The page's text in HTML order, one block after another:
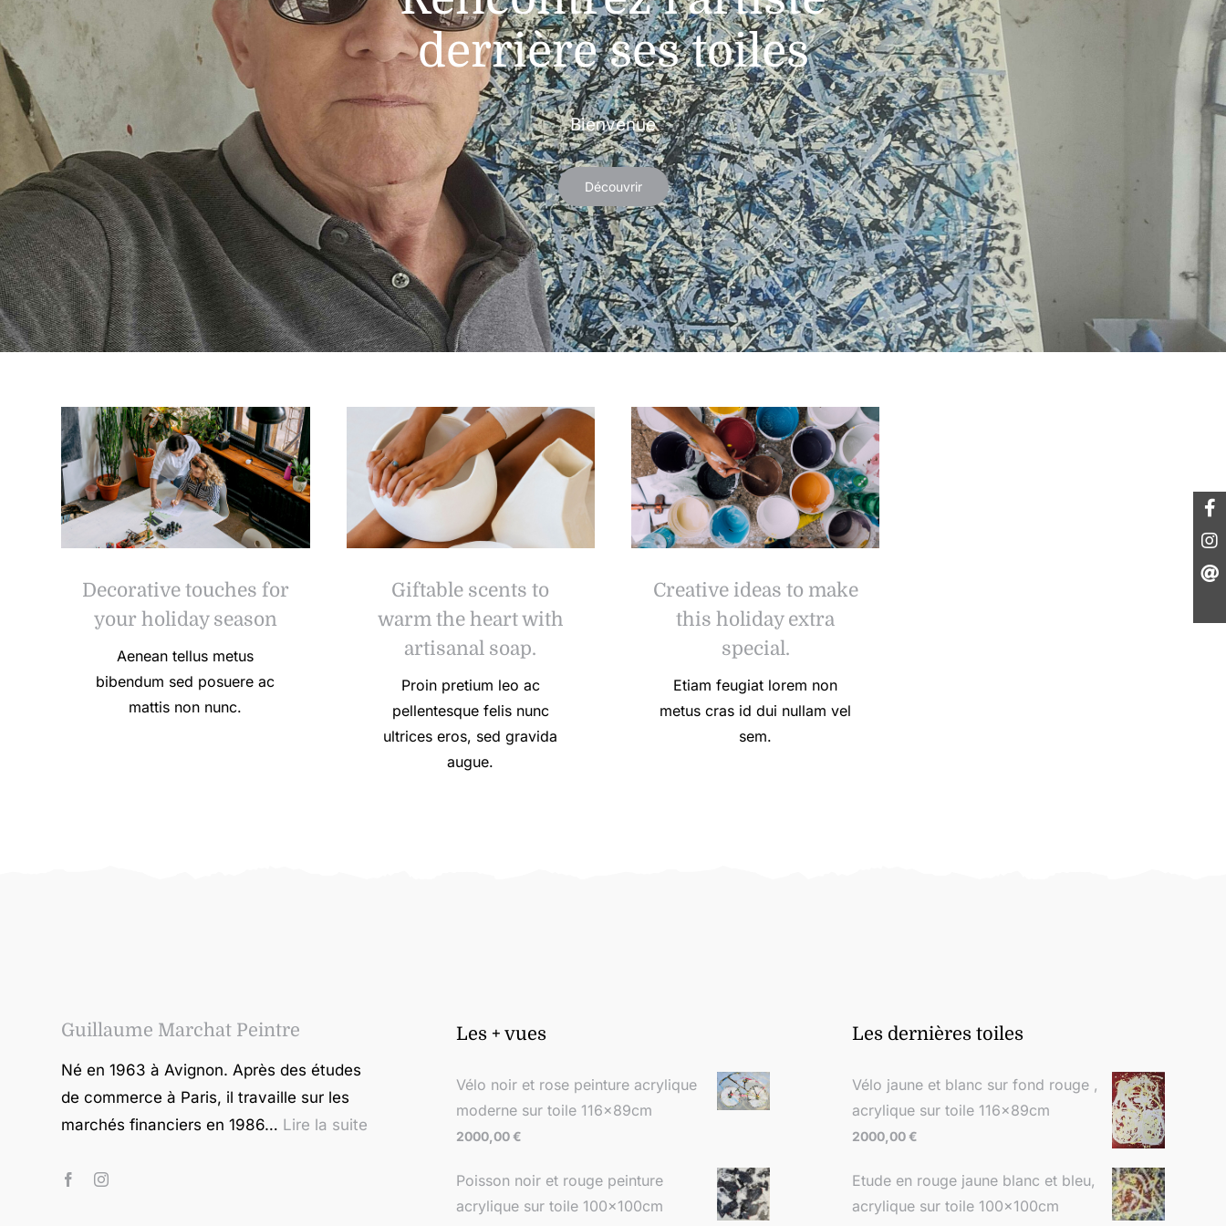
derrière ses toiles
Bienvenue
Découvrir
Decorative touches for
your holiday season
Aenean tellus metus
bibendum sed posuere ac
mattis non nunc.
Giftable scents to
warm the heart with
artisanal soap.
Proin pretium leo ac
pellentesque felis nunc
ultrices eros, sed gravida
augue.
Creative ideas to make
this holiday extra
special.
Etiam feugiat lorem non
metus cras id dui nullam vel
sem.
Guillaume Marchat Peintre
Né en 1963 à Avignon. Après des études
de commerce à Paris, il travaille sur les
marchés financiers en 1986… Lire la suite
Les + vues
Vélo noir et rose peinture acrylique
moderne sur toile 116x89cm
2000,00€
Poisson noir et rouge peinture
acrylique sur toile 100x100cm
Les dernières toiles
Vélo jaune et blanc sur fond rouge ,
acrylique sur toile 116x89cm
2000,00€
Etude en rouge jaune blanc et bleu,
acrylique sur toile 100x100cm